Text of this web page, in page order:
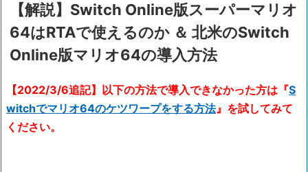
【解説】Switch Online版スーパーマリオ
64はRTAで使えるのか ＆ 北米のSwitch
Online版マリオ64の導入方法
【2022/3/6追記】以下の方法で導入できなかった方は『S
witchでマリオ64のケツワープをする方法』を試してみて
ください。